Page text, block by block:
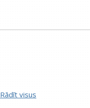
Rādīt visus